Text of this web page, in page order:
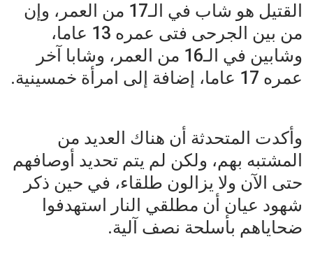
القتيل هو شاب في الـ17 من العمر، وإن
من بين الجرحى فتى عمره 13 عاما،
وشابين في الـ16 من العمر، وشابا آخر
عمره 17 عاما، إضافة إلى امرأة خمسينية.
وأكدت المتحدثة أن هناك العديد من
المشتبه بهم، ولكن لم يتم تحديد أوصافهم
حتى الآن ولا يزالون طلقاء، في حين ذكر
شهود عيان أن مطلقي النار استهدفوا
ضحاياهم بأسلحة نصف آلية.